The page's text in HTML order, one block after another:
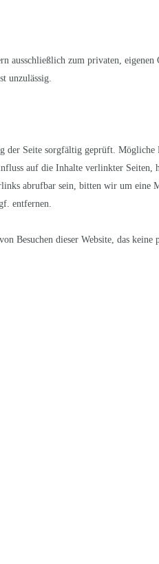
zum privaten, eigenen
unzulässig.
Seite sorgfältig geprüft. Mögliche
auf die Inhalte verlinkter Seiten,
abrufbar sein, bitten wir um eine
entfernen.
Besuchen dieser Website, das keine